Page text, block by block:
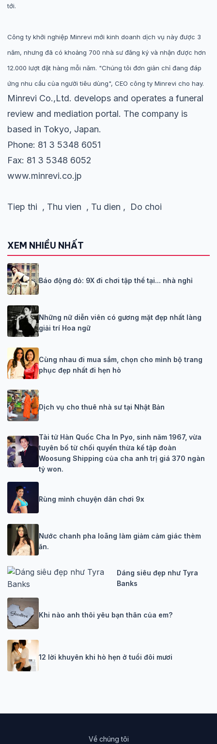
tới.
Công ty khởi nghiệp Minrevi mới kinh doanh dịch vụ này được 3
năm, nhưng đã có khoảng 700 nhà sư đăng ký và nhận được hơn
12.000 lượt đặt hàng mỗi năm. "Chúng tôi đơn giản chỉ đang đáp
ứng nhu cầu của người tiêu dùng", CEO công ty Minrevi cho hay.
Minrevi Co.,Ltd. develops and operates a funeral
review and mediation portal. The company is
based in Tokyo, Japan.
Phone: 81 3 5348 6051
Fax: 81 3 5348 6052
www.minrevi.co.jp
Tiep thi , Thu vien , Tu dien , Do choi
XEM NHIỀU NHẤT
Báo động đỏ: 9X đi chơi tập thể tại... nhà nghỉ
Những nữ diễn viên có gương mặt đẹp nhất làng
giải trí Hoa ngữ
Cùng nhau đi mua sắm, chọn cho mình bộ trang
phục đẹp nhất đi hẹn hò
Dịch vụ cho thuê nhà sư tại Nhật Bản
Tài tử Hàn Quốc Cha In Pyo, sinh năm 1967, vừa
tuyên bố từ chối quyền thừa kế tập đoàn
Woosung Shipping của cha anh trị giá 370 ngàn
tỷ won.
Rùng mình chuyện dân chơi 9x
Nước chanh pha loãng làm giảm cảm giác thèm
ăn.
Dáng siêu đẹp như Tyra
Banks
Khi nào anh thôi yêu bạn thân của em?
12 lời khuyên khi hò hẹn ở tuổi đôi mươi
Về chúng tôi